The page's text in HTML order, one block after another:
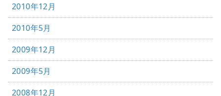
2010年12月
2010年5月
2009年12月
2009年5月
2008年12月